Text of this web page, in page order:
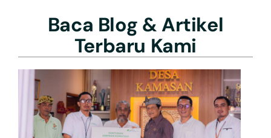
Baca Blog & Artikel
Terbaru Kami